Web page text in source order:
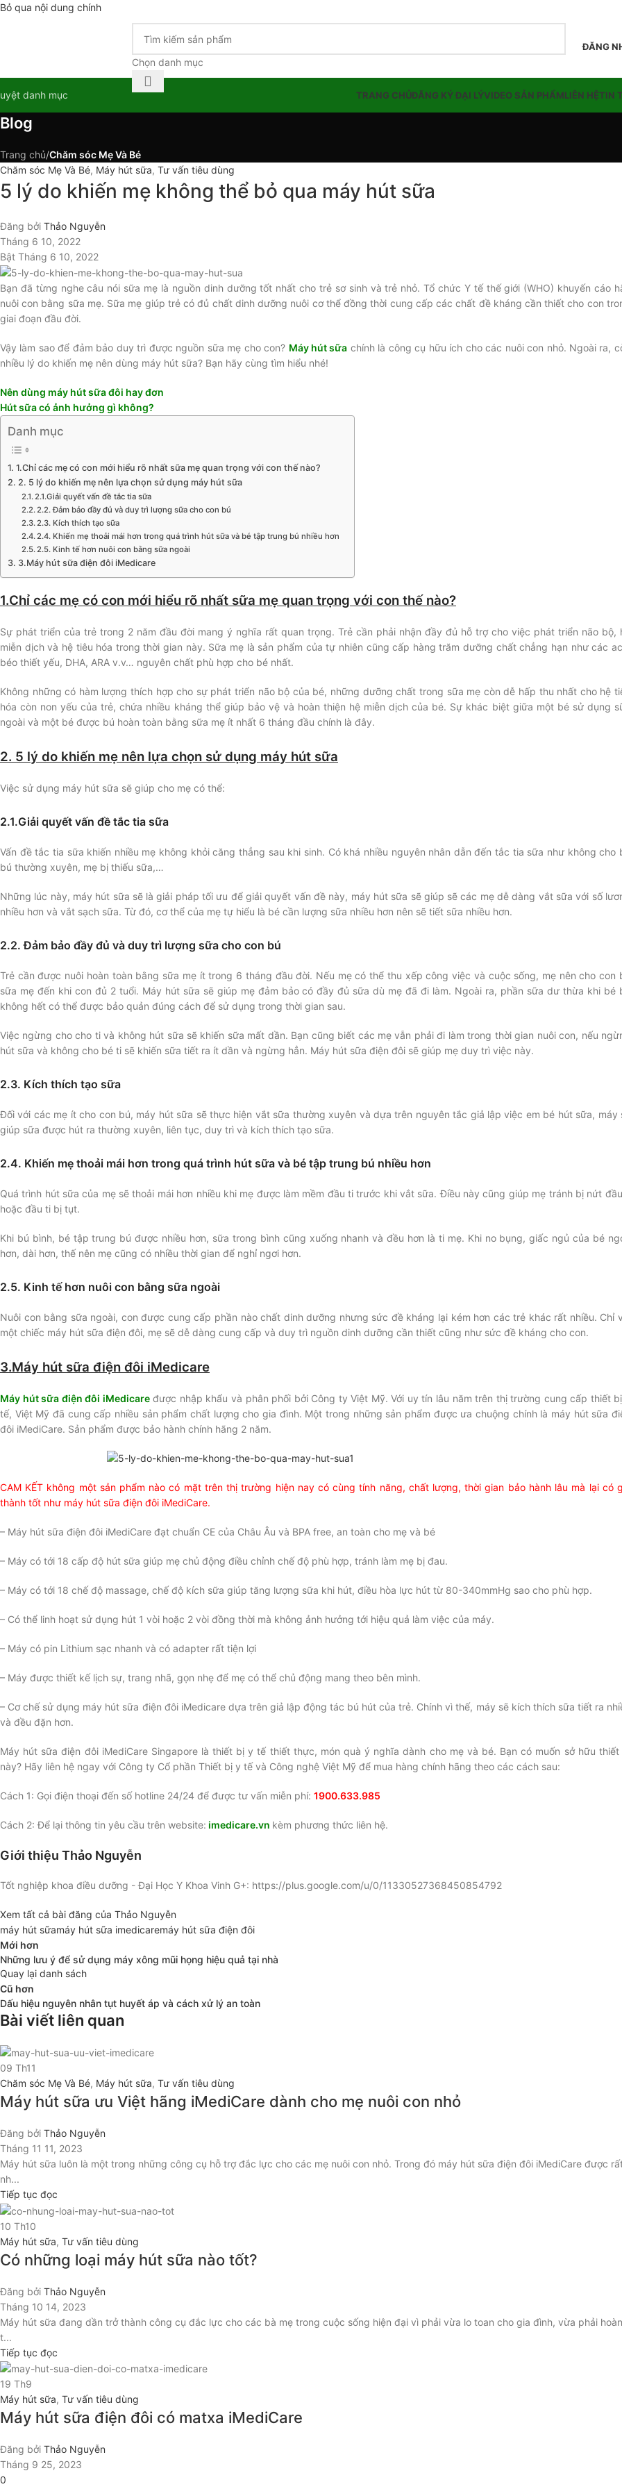
Bỏ qua nội dung chính
Chọn danh mục
ĐĂNG
danh mục TRANG CHỦĐĂNG KÝ ĐẠI LÝVIDEO SẢN PHẨMLIÊN HỆTIN
Blog
Trang chủ/Chăm sóc Mẹ Và Bé
Chăm sóc Mẹ Và Bé, Máy hút sữa, Tư vấn tiêu dùng
5 lý do khiến mẹ không thể bỏ qua máy hút sữa
Đăng bởi Thảo Nguyễn
Tháng 6 10, 2022
Bật Tháng 6 10, 2022
Bạn đã từng nghe câu nói sữa mẹ là nguồn dinh dưỡng tốt nhất cho trẻ sơ sinh và trẻ nhỏ. Tổ chức Y tế thế giới (WHO) khuyến cáo
nuôi con bằng sữa mẹ. Sữa mẹ giúp trẻ có đủ chất dinh dưỡng nuôi cơ thể đồng thời cung cấp các chất đề kháng cần thiết cho con
giai đoạn đầu đời.
Vậy làm sao để đảm bảo duy trì được nguồn sữa mẹ cho con? Máy hút sữa chính là công cụ hữu ích cho các nuôi con nhỏ. Ngoài ra,
nhiều lý do khiến mẹ nên dùng máy hút sữa? Bạn hãy cùng tìm hiểu nhé!
Nên dùng máy hút sữa đôi hay đơn
Hút sữa có ảnh hưởng gì không?
Danh mục
1.Chỉ các mẹ có con mới hiểu rõ nhất sữa mẹ quan trọng với con thế nào?
2. 5 lý do khiến mẹ nên lựa chọn sử dụng máy hút sữa
2.1.Giải quyết vấn đề tắc tia sữa
2.2. Đảm bảo đầy đủ và duy trì lượng sữa cho con bú
2.3. Kích thích tạo sữa
2.4. Khiến mẹ thoải mái hơn trong quá trình hút sữa và bé tập trung bú nhiều hơn
2.5. Kinh tế hơn nuôi con bằng sữa ngoài
3.Máy hút sữa điện đôi iMedicare
1.Chỉ các mẹ có con mới hiểu rõ nhất sữa mẹ quan trọng với con thế nào?
Sự phát triển của trẻ trong 2 năm đầu đời mang ý nghĩa rất quan trọng. Trẻ cần phải nhận đầy đủ hỗ trợ cho việc phát triển não bộ,
miễn dịch và hệ tiêu hóa trong thời gian này. Sữa mẹ là sản phẩm của tự nhiên cũng cấp hàng trăm dưỡng chất chẳng hạn như các
béo thiết yếu, DHA, ARA v.v… nguyên chất phù hợp cho bé nhất.
Không những có hàm lượng thích hợp cho sự phát triển não bộ của bé, những dưỡng chất trong sữa mẹ còn dễ hấp thu nhất cho hệ
hóa còn non yếu của trẻ, chứa nhiều kháng thể giúp bảo vệ và hoàn thiện hệ miễn dịch của bé. Sự khác biệt giữa một bé sử dụng
ngoài và một bé được bú hoàn toàn bằng sữa mẹ ít nhất 6 tháng đầu chính là đây.
2. 5 lý do khiến mẹ nên lựa chọn sử dụng máy hút sữa
Việc sử dụng máy hút sữa sẽ giúp cho mẹ có thể:
2.1.Giải quyết vấn đề tắc tia sữa
Vấn đề tắc tia sữa khiến nhiều mẹ không khỏi căng thẳng sau khi sinh. Có khá nhiều nguyên nhân dẫn đến tắc tia sữa như không cho
bú thường xuyên, mẹ bị thiếu sữa,…
Những lúc này, máy hút sữa sẽ là giải pháp tối ưu để giải quyết vấn đề này, máy hút sữa sẽ giúp sẽ các mẹ dễ dàng vắt sữa với số
nhiều hơn và vắt sạch sữa. Từ đó, cơ thể của mẹ tự hiểu là bé cần lượng sữa nhiều hơn nên sẽ tiết sữa nhiều hơn.
2.2. Đảm bảo đầy đủ và duy trì lượng sữa cho con bú
Trẻ cần được nuôi hoàn toàn bằng sữa mẹ ít trong 6 tháng đầu đời. Nếu mẹ có thể thu xếp công việc và cuộc sống, mẹ nên cho con
sữa mẹ đến khi con đủ 2 tuổi. Máy hút sữa sẽ giúp mẹ đảm bảo có đầy đủ sữa dù mẹ đã đi làm. Ngoài ra, phần sữa dư thừa khi bé
không hết có thể được bảo quản đúng cách để sử dụng trong thời gian sau.
Việc ngừng cho cho ti và không hút sữa sẽ khiến sữa mất dần. Bạn cũng biết các mẹ vẫn phải đi làm trong thời gian nuôi con, nếu
hút sữa và không cho bé ti sẽ khiến sữa tiết ra ít dần và ngừng hẳn. Máy hút sữa điện đôi sẽ giúp mẹ duy trì việc này.
2.3. Kích thích tạo sữa
Đối với các mẹ ít cho con bú, máy hút sữa sẽ thực hiện vắt sữa thường xuyên và dựa trên nguyên tắc giả lập việc em bé hút sữa, máy
giúp sữa được hút ra thường xuyên, liên tục, duy trì và kích thích tạo sữa.
2.4. Khiến mẹ thoải mái hơn trong quá trình hút sữa và bé tập trung bú nhiều hơn
Quá trình hút sữa của mẹ sẽ thoải mái hơn nhiều khi mẹ được làm mềm đầu ti trước khi vắt sữa. Điều này cũng giúp mẹ tránh bị nứt
hoặc đầu ti bị tụt.
Khi bú bình, bé tập trung bú được nhiều hơn, sữa trong bình cũng xuống nhanh và đều hơn là ti mẹ. Khi no bụng, giấc ngủ của bé
hơn, dài hơn, thế nên mẹ cũng có nhiều thời gian để nghỉ ngơi hơn.
2.5. Kinh tế hơn nuôi con bằng sữa ngoài
Nuôi con bằng sữa ngoài, con được cung cấp phần nào chất dinh dưỡng nhưng sức đề kháng lại kém hơn các trẻ khác rất nhiều. Chỉ
một chiếc máy hút sữa điện đôi, mẹ sẽ dễ dàng cung cấp và duy trì nguồn dinh dưỡng cần thiết cũng như sức đề kháng cho con.
3.Máy hút sữa điện đôi iMedicare
Máy hút sữa điện đôi iMedicaređược nhập khẩu và phân phối bởi Công ty Việt Mỹ. Với uy tín lâu năm trên thị trường cung cấp thiết
tế, Việt Mỹ đã cung cấp nhiều sản phẩm chất lượng cho gia đình. Một trong những sản phẩm được ưa chuộng chính là máy hút sữa
đôi iMediCare. Sản phẩm được bảo hành chính hãng 2 năm.
CAM KẾT không một sản phẩm nào có mặt trên thị trường hiện nay có cùng tính năng, chất lượng, thời gian bảo hành lâu mà lại có
thành tốt như máy hút sữa điện đôi iMediCare.
– Máy hút sữa điện đôi iMediCare đạt chuẩn CE của Châu Âu và BPA free, an toàn cho mẹ và bé
– Máy có tới 18 cấp độ hút sữa giúp mẹ chủ động điều chỉnh chế độ phù hợp, tránh làm mẹ bị đau.
– Máy có tới 18 chế độ massage, chế độ kích sữa giúp tăng lượng sữa khi hút, điều hòa lực hút từ 80-340mmHg sao cho phù hợp.
– Có thể linh hoạt sử dụng hút 1 vòi hoặc 2 vòi đồng thời mà không ảnh hưởng tới hiệu quả làm việc của máy.
– Máy có pin Lithium sạc nhanh và có adapter rất tiện lợi
– Máy được thiết kế lịch sự, trang nhã, gọn nhẹ để mẹ có thể chủ động mang theo bên mình.
– Cơ chế sử dụng máy hút sữa điện đôi iMedicare dựa trên giả lập động tác bú hút của trẻ. Chính vì thế, máy sẽ kích thích sữa tiết ra
và đều đặn hơn.
Máy hút sữa điện đôi iMediCare Singapore là thiết bị y tế thiết thực, món quà ý nghĩa dành cho mẹ và bé. Bạn có muốn sở hữu thiết
này? Hãy liên hệ ngay với Công ty Cổ phần Thiết bị y tế và Công nghệ Việt Mỹ để mua hàng chính hãng theo các cách sau:
Cách 1: Gọi điện thoại đến số hotline 24/24 để được tư vấn miễn phí: 1900.633.985
Cách 2: Để lại thông tin yêu cầu trên website: imedicare.vn kèm phương thức liên hệ.
Giới thiệu Thảo Nguyễn
Tốt nghiệp khoa điều dưỡng - Đại Học Y Khoa Vinh G+: https://plus.google.com/u/0/11330527368450854792
Xem tất cả bài đăng của Thảo Nguyễn
máy hút sữamáy hút sữa imedicaremáy hút sữa điện đôi
Mới hơn
Những lưu ý để sử dụng máy xông mũi họng hiệu quả tại nhà
Quay lại danh sách
Cũ hơn
Dấu hiệu nguyên nhân tụt huyết áp và cách xử lý an toàn
Bài viết liên quan
09 Th11
Chăm sóc Mẹ Và Bé, Máy hút sữa, Tư vấn tiêu dùng
Máy hút sữa ưu Việt hãng iMediCare dành cho mẹ nuôi con nhỏ
Đăng bởi Thảo Nguyễn
Tháng 11 11, 2023
Máy hút sữa luôn là một trong những công cụ hỗ trợ đắc lực cho các mẹ nuôi con nhỏ. Trong đó máy hút sữa điện đôi iMediCare được
nh...
Tiếp tục đọc
10 Th10
Máy hút sữa, Tư vấn tiêu dùng
Có những loại máy hút sữa nào tốt?
Đăng bởi Thảo Nguyễn
Tháng 10 14, 2023
Máy hút sữa đang dần trở thành công cụ đắc lực cho các bà mẹ trong cuộc sống hiện đại vì phải vừa lo toan cho gia đình, vừa phải hoàn
t...
Tiếp tục đọc
19 Th9
Máy hút sữa, Tư vấn tiêu dùng
Máy hút sữa điện đôi có matxa iMediCare
Đăng bởi Thảo Nguyễn
Tháng 9 25, 2023
0